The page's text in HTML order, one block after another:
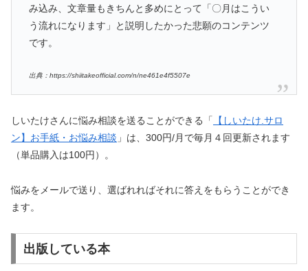
み込み、文章量もきちんと多めにとって「〇月はこうい
う流れになります」と説明したかった悲願のコンテンツ
です。
出典：https://shiitakeofficial.com/n/ne461e4f5507e
しいたけさんに悩み相談を送ることができる「
【しいたけ.サロ
ン】お手紙・お悩み相談 」は、300円/月で毎月４回更新されます
（単品購入は100円）。
悩みをメールで送り、選ばれればそれに答えをもらうことができ
ます。
出版している本